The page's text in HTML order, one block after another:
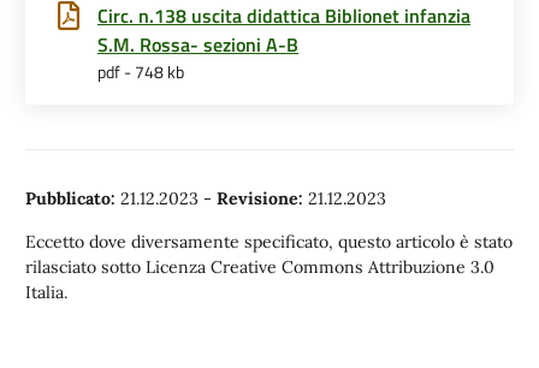
Circ. n.138 uscita didattica Biblionet infanzia
S.M. Rossa- sezioni A-B
pdf - 748 kb
Pubblicato: 21.12.2023 - Revisione: 21.12.2023
Eccetto dove diversamente specificato, questo articolo è stato
rilasciato sotto Licenza Creative Commons Attribuzione 3.0
Italia.